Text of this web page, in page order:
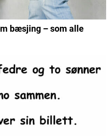
bæsjing – som alle